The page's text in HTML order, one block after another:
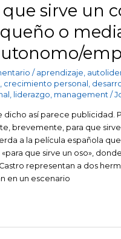
que sirve un
o
/ aprendizaje
crecimiento personal
liderazgo management /
dicho así parece publicidad.
brevemente, para que
a la película española
que sirve un oso»,
representan a dos
en un escenario
empresario)?